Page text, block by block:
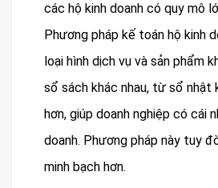
các hộ kinh doanh có quy mô
Phương pháp kế toán hộ kinh
loại hình dịch vụ và sản phẩm
sổ sách khác nhau, từ sổ
hơn, giúp doanh nghiệp có cái
doanh. Phương pháp này tuy
minh bạch hơn.